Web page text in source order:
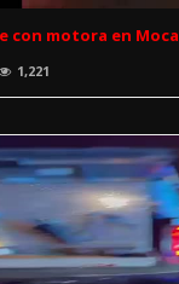
con motora en Moca
1,221